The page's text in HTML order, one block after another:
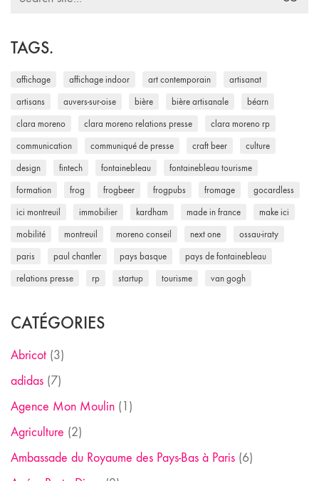
TAGS.
affichage affichage indoor art contemporain artisanat
artisans auvers-sur-oise bière bière artisanale béarn
clara moreno clara moreno relations presse clara moreno rp
communication communiqué de presse craft beer culture
design fintech fontainebleau fontainebleau tourisme
formation frog frogbeer frogpubs fromage gocardless
ici montreuil immobilier kardham made in france make ici
mobilité montreuil moreno conseil next one ossau-iraty
paris paul chantler pays basque pays de fontainebleau
relations presse rp startup tourisme van gogh
CATÉGORIES
Abricot (3)
adidas (7)
Agence Mon Moulin (1)
Agriculture (2)
Ambassade du Royaume des Pays-Bas à Paris (6)